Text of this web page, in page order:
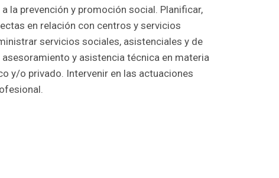
la prevención y promoción social. Planificar,
en relación con centros y servicios
servicios sociales, asistenciales y de
y asistencia técnica en materia
y/o privado. Intervenir en las actuaciones